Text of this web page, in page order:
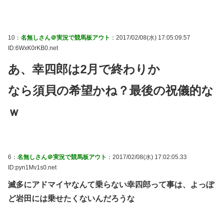
10： 名無しさん＠実況で競馬板アウト ：2017/02/08(水) 17:05:09.57
ID:6WxK0rKB0.net
あ、幸四郎は2月で終わりか
なら須貝の希望かね？最後の祝儀的な
ｗ
6： 名無しさん＠実況で競馬板アウト ：2017/02/08(水) 17:02:05.33
ID:pyn1Mv1s0.net
滅多にアドマイヤなんて乗らない幸四郎って事は、よっぽ
ど岩田には乗せたくないんだろうな